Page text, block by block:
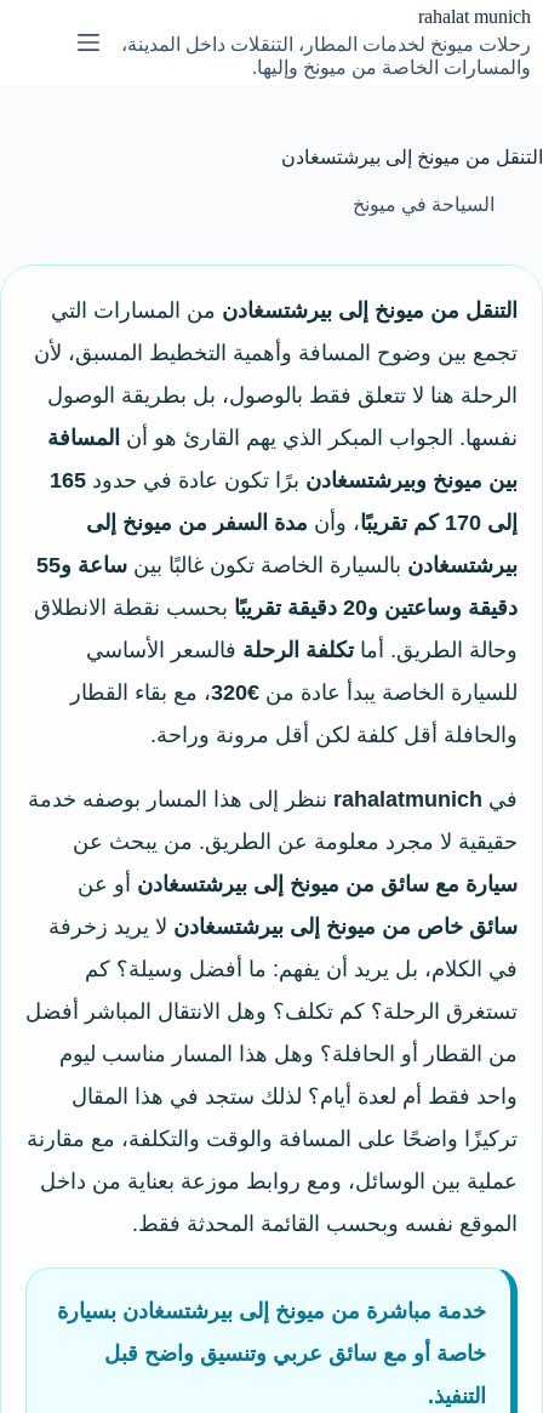
التجاوز
المحتوى
rahalat munich
رحلات ميونخ لخدمات المطار، التنقلات داخل المدينة،
والمسارات الخاصة من ميونخ وإليها.
التنقل من ميونخ إلى بيرشتسغادن
السياحة في ميونخ
التنقل من ميونخ إلى بيرشتسغادن من المسارات التي
تجمع بين وضوح المسافة وأهمية التخطيط المسبق، لأن
الرحلة هنا لا تتعلق فقط بالوصول، بل بطريقة الوصول
نفسها. الجواب المبكر الذي يهم القارئ هو أن المسافة
بين ميونخ وبيرشتسغادن برًا تكون عادة في حدود 165
إلى 170 كم تقريبًا
، وأن مدة السفر من ميونخ إلى
بيرشتسغادن بالسيارة الخاصة تكون غالبًا بين
ساعة و55
دقيقة وساعتين و20 دقيقة تقريبًا
بحسب نقطة الانطلاق
وحالة الطريق. أماتكلفة الرحلة فالسعر الأساسي
للسيارة الخاصة يبدأ عادة من €320
، مع بقاء القطار
والحافلة أقل كلفة لكن أقل مرونة وراحة.
في rahalatmunich ننظر إلى هذا المسار بوصفه خدمة
حقيقية لا مجرد معلومة عن الطريق. من يبحث عن
سيارة مع سائق من ميونخ إلى بيرشتسغادن أو عن
سائق خاص من ميونخ إلى بيرشتسغادن لا يريد زخرفة
في الكلام، بل يريد أن يفهم: ما أفضل وسيلة؟ كم
تستغرق الرحلة؟ كم تكلف؟ وهل الانتقال المباشر أفضل
من القطار أو الحافلة؟ وهل هذا المسار مناسب ليوم
واحد فقط أم لعدة أيام؟ لذلك ستجد في هذا المقال
تركيزًا واضحًا على المسافة والوقت والتكلفة، مع مقارنة
عملية بين الوسائل، ومع روابط موزعة بعناية من داخل
الموقع نفسه وبحسب القائمة المحدثة فقط.
خدمة مباشرة من ميونخ إلى بيرشتسغادن بسيارة
خاصة أو مع سائق عربي وتنسيق واضح قبل
التنفيذ.